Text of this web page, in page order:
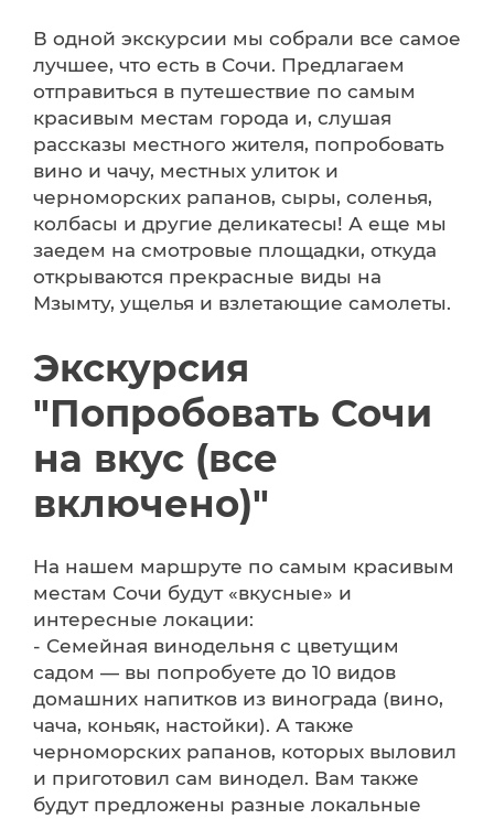
В одной экскурсии мы собрали все самое
лучшее, что есть в Сочи. Предлагаем
отправиться в путешествие по самым
красивым местам города и, слушая
рассказы местного жителя, попробовать
вино и чачу, местных улиток и
черноморских рапанов, сыры, соленья,
колбасы и другие деликатесы! А еще мы
заедем на смотровые площадки, откуда
открываются прекрасные виды на
Мзымту, ущелья и взлетающие самолеты.
Экскурсия
"Попробовать Сочи
на вкус (все
включено)"
На нашем маршруте по самым красивым
местам Сочи будут «вкусные» и
интересные локации:
- Семейная винодельня с цветущим
садом — вы попробуете до 10 видов
домашних напитков из винограда (вино,
чача, коньяк, настойки). А также
черноморских рапанов, которых выловил
и приготовил сам винодел. Вам также
будут предложены разные локальные